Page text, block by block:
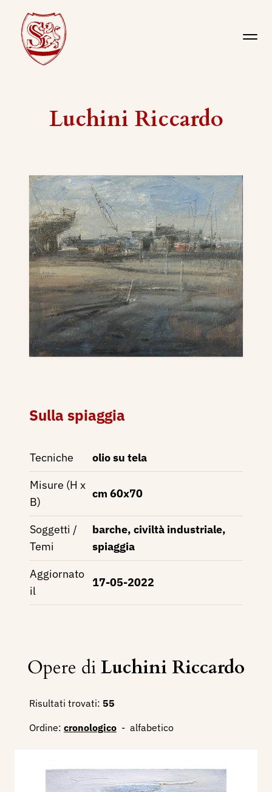
Luchini Riccardo
Sulla spiaggia
Tecniche
olio su tela
Misure (H x
B)
cm 60x70
Soggetti /
Temi
barche, civiltà industriale,
spiaggia
Aggiornato
il
17-05-2022
Opere diLuchini Riccardo
Risultati trovati: 55
Ordine: cronologico - alfabetico